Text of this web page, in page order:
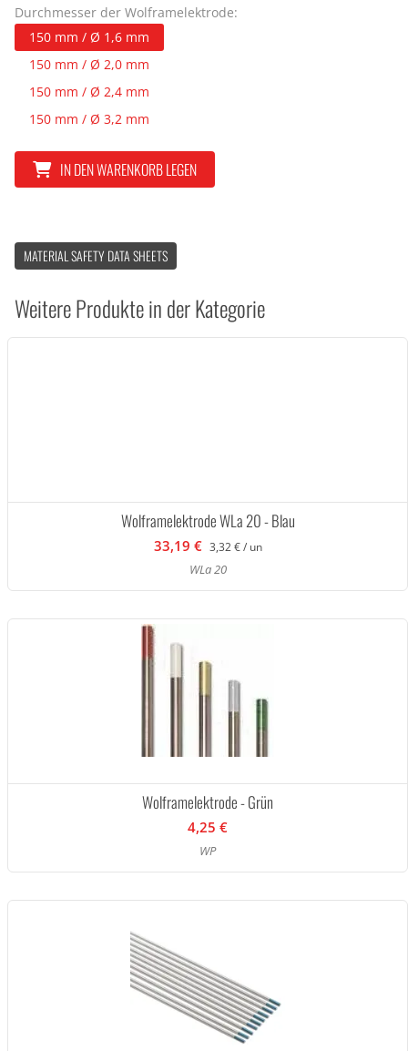
Durchmesser der Wolframelektrode:
150 mm / Ø 1,6 mm
150 mm / Ø 2,0 mm
150 mm / Ø 2,4 mm
150 mm / Ø 3,2 mm
IN DEN WARENKORB LEGEN
MATERIAL SAFETY DATA SHEETS
Weitere Produkte in der Kategorie
Wolframelektrode WLa 20 - Blau
33,19 € 3,32 € / un
WLa 20
Wolframelektrode - Grün
4,25 €
WP